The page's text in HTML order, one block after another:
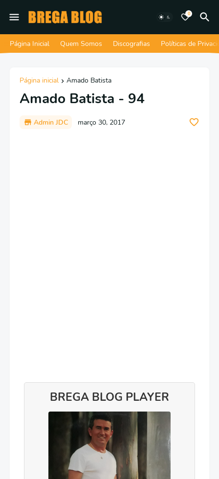
0
Página Inicial Quem Somos Discografias Políticas de
Página inicial Amado Batista
Amado Batista - 94
Admin JDC março 30, 2017
BREGA BLOG PLAYER